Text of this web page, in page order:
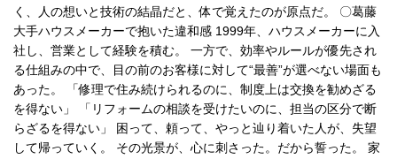
く、人の想いと技術の結晶だと、体で覚えたのが原点だ。 〇葛藤
大手ハウスメーカーで抱いた違和感 1999年、ハウスメーカーに入
社し、営業として経験を積む。 一方で、効率やルールが優先され
る仕組みの中で、目の前のお客様に対して“最善”が選べない場面も
あった。 「修理で住み続けられるのに、制度上は交換を勧めざる
を得ない」 「リフォームの相談を受けたいのに、担当の区分で断
らざるを得ない」 困って、頼って、やっと辿り着いた人が、失望
して帰っていく。 その光景が、心に刺さった。だから誓った。 家